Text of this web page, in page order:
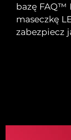
bazę FAQ™
maseczkę
zabezpiecz